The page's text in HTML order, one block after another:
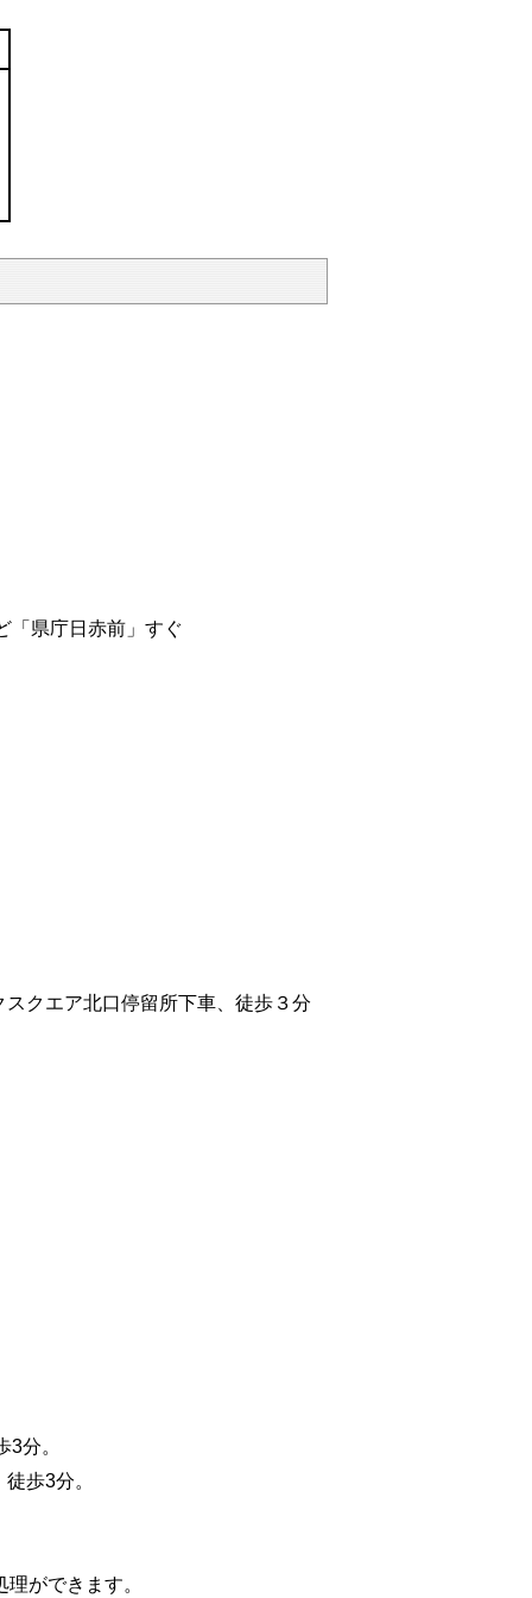
「県庁日赤前」すぐ
クエア北口停留所下車、徒歩３分
分。
歩3分。
ができます。